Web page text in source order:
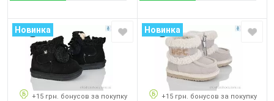
Новинка
+15 грн. бонусов за покупку
Новинка
+15 грн. бонусов за покупку